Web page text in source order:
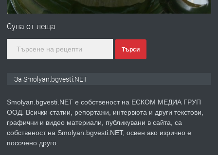
ПРЕДЛАГА Имот в Северна Гърция, до Кавала
преди 2 години
ПРЕДЛАГА КЪЩА В МАРОНЯ
Супа от леща
Търси
За Smolyan.bgvesti.NET
Smolyan.bgvesti.NET е собственост на ЕСКОМ МЕДИА ГРУП
ООД. Всички статии, репортажи, интервюта и други текстови,
графични и видео материали, публикувани в сайта, са
собственост на Smolyan.bgvesti.NET, освен ако изрично е
посочено друго.